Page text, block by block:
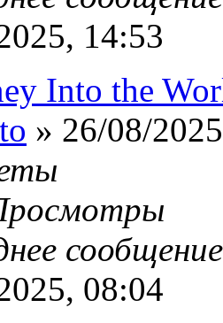
14:53
Into the
» 26/08/
08:04